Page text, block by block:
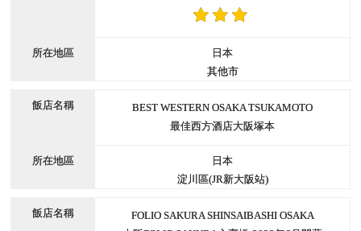
日本
其他市
BEST WESTERN OSAKA TSUKAMOTO
最佳西方酒店大阪塚本
日本
淀川區(JR新大阪站)
FOLIO SAKURA SHINSAIBASHI OSAKA